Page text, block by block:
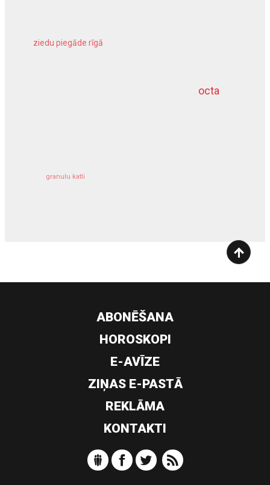
octa
ziedu piegāde rīgā
granulu katli
dziļurbums
ABONĒŠANA
HOROSKOPI
E-AVĪZE
ZIŅAS E-PASTĀ
REKLĀMA
KONTAKTI